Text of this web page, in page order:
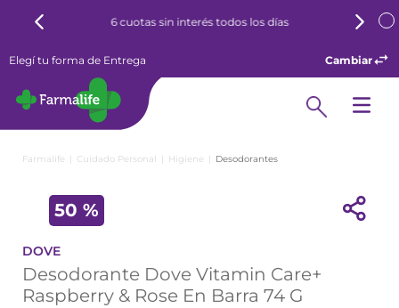
6 cuotas sin interés todos los días
Elegí tu forma de Entrega Cambiar
Cuidado Personal Higiene Desodorantes
50 %
DOVE
Desodorante Dove Vitamin Care+
Raspberry & Rose En Barra 74 G